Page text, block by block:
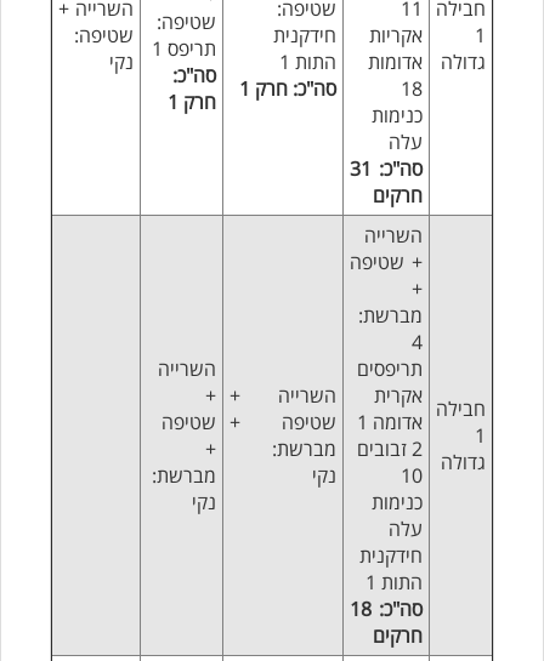
חבילה
1
גדולה
11
אקריות
אדומות
18
כנימות
עלה
סה"כ: 31
חרקים
שטיפה:
חידקנית
התות 1
סה"כ: חרק 1
שטיפה:
תריפס 1
סה"כ:
חרק 1
השרייה +
שטיפה:
נקי
חבילה
1
גדולה
השרייה
+ שטיפה
+
מברשת:
4
תריפסים
אקרית
אדומה 1
2 זבובים
10
כנימות
עלה
חידקנית
התות 1
סה"כ: 18
חרקים
השרייה +
שטיפה +
מברשת:
נקי
השרייה
+
שטיפה
+
מברשת:
נקי